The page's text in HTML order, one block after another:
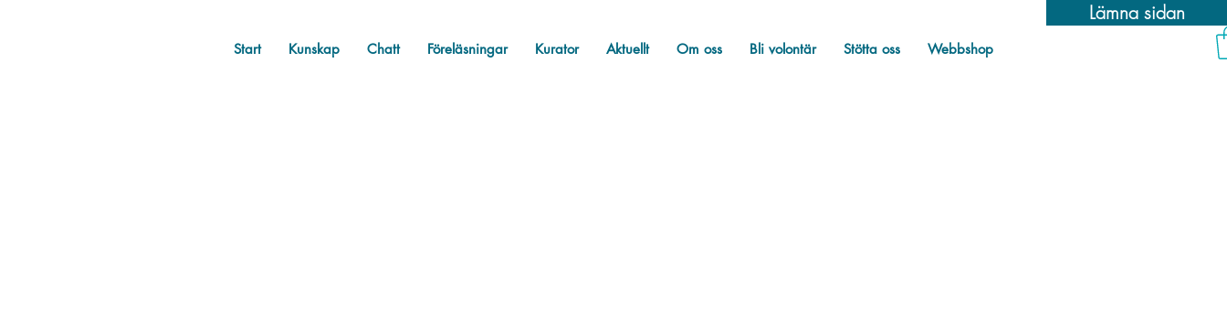
Lämna sidan
Start Kunskap Chatt Föreläsningar Kurator Aktuellt Om oss Bli volontär Stötta oss Webbshop